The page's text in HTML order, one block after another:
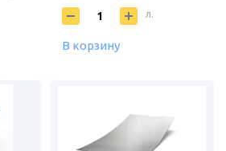
л.
В корзину